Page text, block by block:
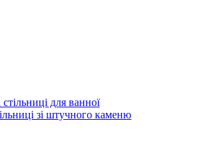
стільниці для ванної
зі штучного каменю